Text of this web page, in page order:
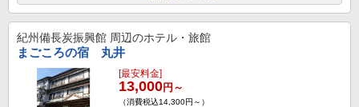
紀州備長炭振興館 周辺のホテル・旅館
まごころの宿 丸井
[最安料金]
13,000円～
（消費税込14,300円～）